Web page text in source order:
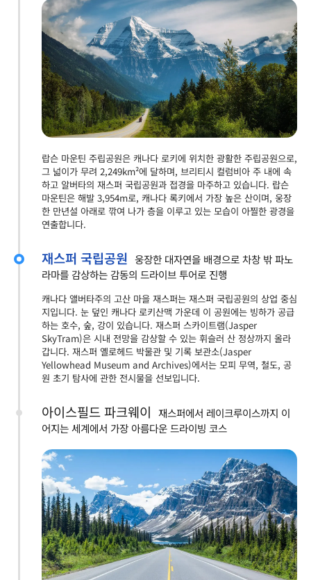
랍슨 마운틴 주립공원은 캐나다 로키에 위치한 광활한 주립공원으로,
그 넓이가 무려 2,249km²에 달하며, 브리티시 컬럼비아 주 내에 속
하고 알버타의 재스퍼 국립공원과 접경을 마주하고 있습니다. 랍슨
마운틴은 해발 3,954m로, 캐나다 록키에서 가장 높은 산이며, 웅장
한 만년설 아래로 깎여 나가 층을 이루고 있는 모습이 아찔한 광경을
연출합니다.
재스퍼 국립공원 웅장한 대자연을 배경으로 차창 밖 파노
라마를 감상하는 감동의 드라이브 투어로 진행
캐나다 앨버타주의 고산 마을 재스퍼는 재스퍼 국립공원의 상업 중심
지입니다. 눈 덮인 캐나다 로키산맥 가운데 이 공원에는 빙하가 공급
하는 호수, 숲, 강이 있습니다. 재스퍼 스카이트램(Jasper
SkyTram)은 시내 전망을 감상할 수 있는 휘슬러 산 정상까지 올라
갑니다. 재스퍼 옐로헤드 박물관 및 기록 보관소(Jasper
Yellowhead Museum and Archives)에서는 모피 무역, 철도, 공
원 초기 탐사에 관한 전시물을 선보입니다.
아이스필드 파크웨이 재스퍼에서 레이크루이스까지 이
어지는 세계에서 가장 아름다운 드라이빙 코스